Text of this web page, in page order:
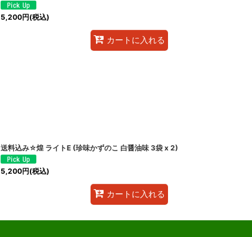
5,200円(税込)
カートに入れる
送料込み☆煌 ライトE (珍味かずのこ 白醤油味 3袋 x 2)
5,200円(税込)
カートに入れる